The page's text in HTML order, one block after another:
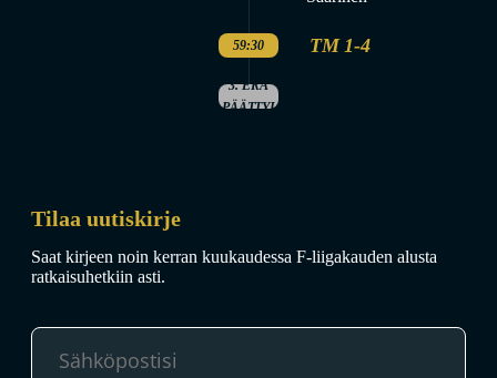
59:30 TM 1-4
3. ERÄ
PÄÄTTYI
Tilaa uutiskirje
Saat kirjeen noin kerran kuukaudessa F-liigakauden alusta
ratkaisuhetkiin asti.